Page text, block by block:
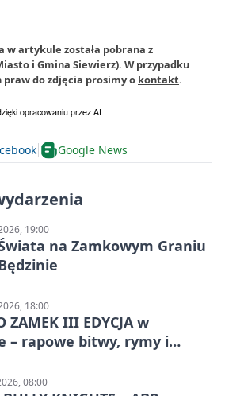
artykule została pobrana z
i Gmina Siewierz). W przypadku
praw do zdjęcia prosimy o kontakt.
Google News
19:00
na Zamkowym Graniu
18:00
ZAMEK III EDYCJA w
– rapowe bitwy, rymy i
08:00